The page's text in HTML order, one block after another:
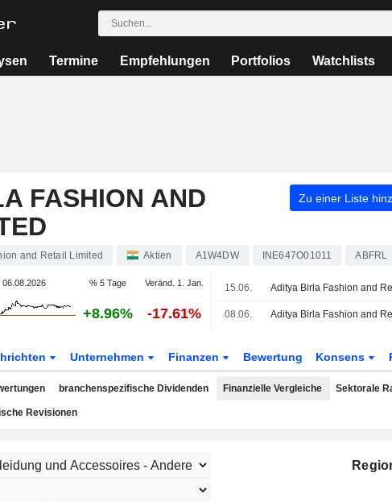
Termine Empfehlungen Portfolios Watchlists
FASHION AND
Zu einer Liste
and Retail Limited Aktien A1W4DW INE647O01011 ABFRL
06.08.2026 % 5 Tage Veränd. 1. Jan.
+8.96% -17.61%
15.06.
08.06.
Unternehmen Finanzen Bewertung Konsens
branchenspezifische Dividenden Finanzielle Vergleiche Sektorale
Revisionen